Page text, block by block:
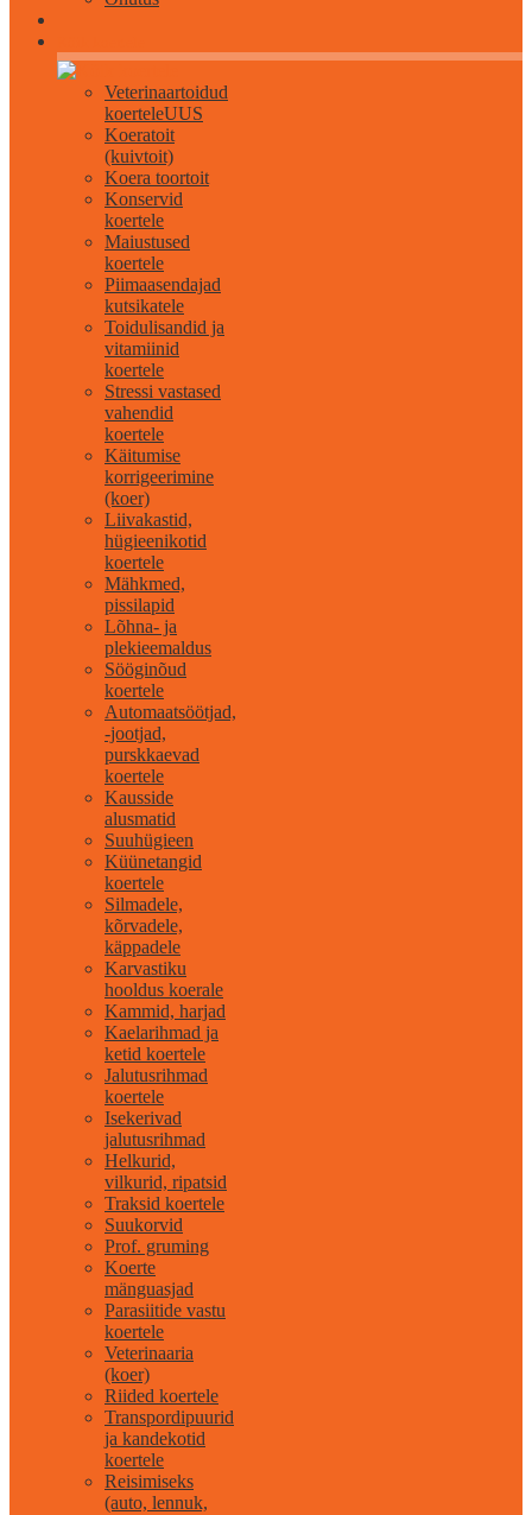
Veterinaartoidud
koerteleUUS
Koeratoit
(kuivtoit)
Koera toortoit
Konservid
koertele
Maiustused
koertele
Piimaasendajad
kutsikatele
Toidulisandid ja
vitamiinid
koertele
Stressi vastased
vahendid
koertele
Käitumise
korrigeerimine
(koer)
Liivakastid,
hügieenikotid
koertele
Mähkmed,
pissilapid
Lõhna- ja
plekieemaldus
Sööginõud
koertele
Automaatsöötjad,
-jootjad,
purskkaevad
koertele
Kausside
alusmatid
Suuhügieen
Küünetangid
koertele
Silmadele,
kõrvadele,
käppadele
Karvastiku
hooldus koerale
Kammid, harjad
Kaelarihmad ja
ketid koertele
Jalutusrihmad
koertele
Isekerivad
jalutusrihmad
Helkurid,
vilkurid, ripatsid
Traksid koertele
Suukorvid
Prof. gruming
Koerte
mänguasjad
Parasiitide vastu
koertele
Veterinaaria
(koer)
Riided koertele
Transpordipuurid
ja kandekotid
koertele
Reisimiseks
(auto, lennuk,